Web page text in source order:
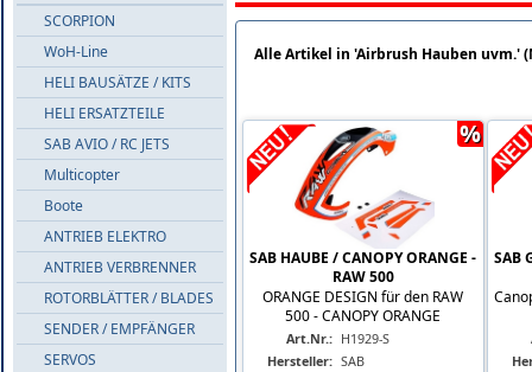
SCORPION
WoH-Line
HELI BAUSÄTZE / KITS
HELI ERSATZTEILE
SAB AVIO / RC JETS
Multicopter
Boote
ANTRIEB ELEKTRO
ANTRIEB VERBRENNER
ROTORBLÄTTER / BLADES
SENDER / EMPFÄNGER
SERVOS
Alle Artikel in 'Airbrush Hauben uvm.'
SAB HAUBE / CANOPY ORANGE -
RAW 500
ORANGE DESIGN für den RAW
500 - CANOPY ORANGE
Art.Nr.: H1929-S
Hersteller: SAB
%
SAB